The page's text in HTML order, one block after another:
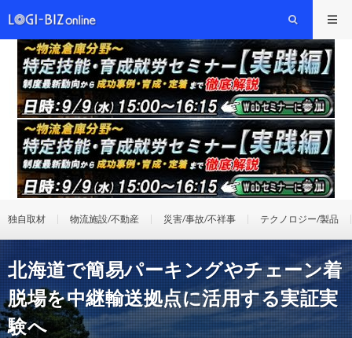
独自取材 物流施設/不動産 災害/事故/不祥事 テクノロジー/製品
北海道で簡易パーキングやチェーン着
脱場を中継輸送拠点に活用する実証実
験へ